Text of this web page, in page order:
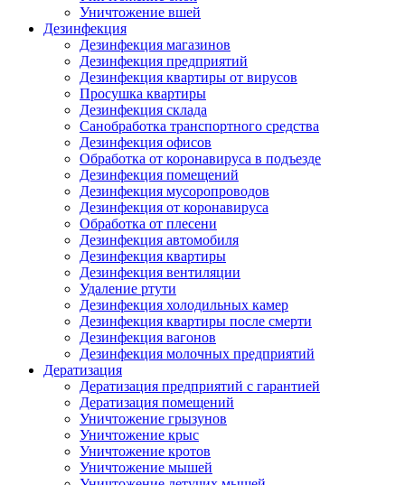
Уничтожение вшей
Дезинфекция
Дезинфекция магазинов
Дезинфекция предприятий
Дезинфекция квартиры от вирусов
Просушка квартиры
Дезинфекция склада
Санобработка транспортного средства
Дезинфекция офисов
Обработка от коронавируса в подъезде
Дезинфекция помещений
Дезинфекция мусоропроводов
Дезинфекция от коронавируса
Обработка от плесени
Дезинфекция автомобиля
Дезинфекция квартиры
Дезинфекция вентиляции
Удаление ртути
Дезинфекция холодильных камер
Дезинфекция квартиры после смерти
Дезинфекция вагонов
Дезинфекция молочных предприятий
Дератизация
Дератизация предприятий с гарантией
Дератизация помещений
Уничтожение грызунов
Уничтожение крыс
Уничтожение кротов
Уничтожение мышей